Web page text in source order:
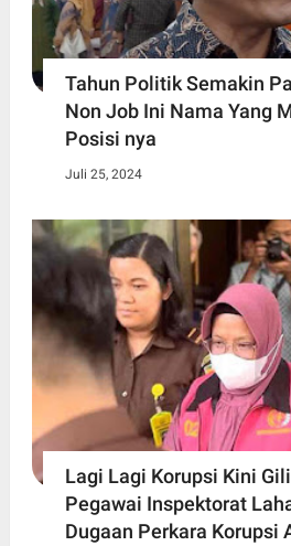
Tahun Politik Semakin
Non Job Ini Nama Yang
Posisi nya
Juli 25, 2024
Lagi Lagi Korupsi Kini
Pegawai Inspektorat
Dugaan Perkara Korupsi